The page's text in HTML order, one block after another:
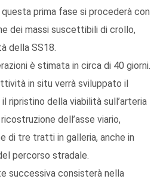
prima fase si procederà con
dei massi suscettibili di crollo,
della SS18.
è stimata in circa di 40 giorni.
in situ verrà sviluppato il
ripristino della viabilità sull’arteria
dell’asse viario,
di tre tratti in galleria, anche in
percorso stradale.
successiva consisterà nella